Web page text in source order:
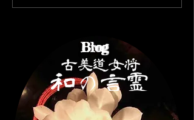
Brog
Blog